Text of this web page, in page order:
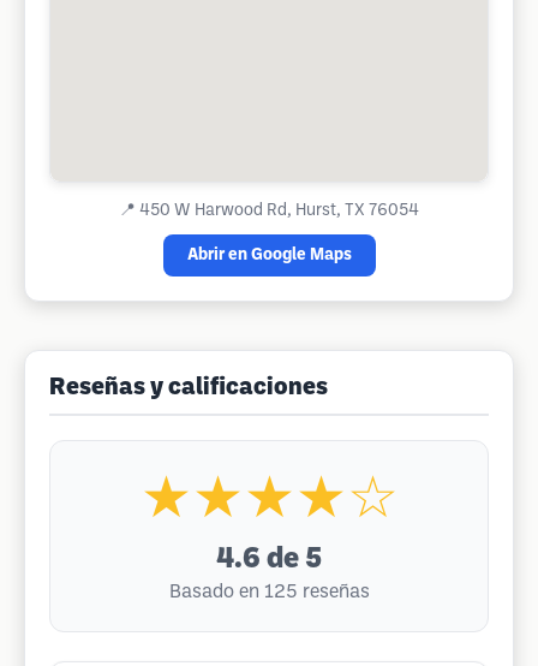
📍 450 W Harwood Rd, Hurst, TX 76054
Abrir en Google Maps
Reseñas y calificaciones
★★★★☆
4.6 de 5
Basado en 125 reseñas